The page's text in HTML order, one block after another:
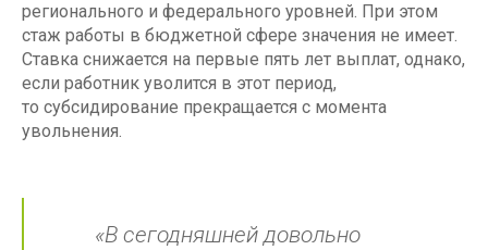
регионального и федерального уровней. При этом
стаж работы в бюджетной сфере значения не имеет.
Ставка снижается на первые пять лет выплат, однако,
если работник уволится в этот период,
то субсидирование прекращается с момента
увольнения.
«В сегодняшней довольно